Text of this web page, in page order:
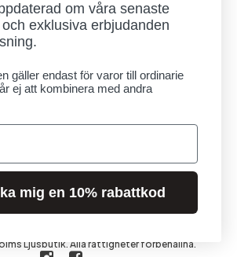
»
6, 112 27 Stockholm
Ljusbutik. Alla rättigheter förbehållna.
om våra senaste
exklusiva erbjudanden
gäller endast för varor till ordinarie
ej att kombinera med andra
mig en 10% rabattkod